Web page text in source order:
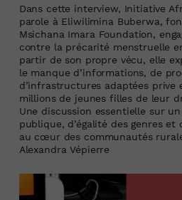
Dans cette interview, Initiative
parole à Eliwilimina Buberwa,
Msichana Imara Foundation,
contre la précarité menstruelle
partir de son propre vécu, elle
le manque d’informations, de
d’infrastructures adaptées prive
millions de jeunes filles de leur
Une discussion essentielle sur
publique, d’égalité des genres et
au cœur des communautés
Alexandra Vépierre